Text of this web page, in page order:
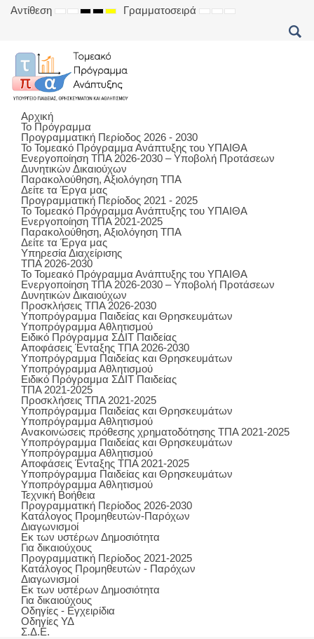
Αντίθεση
DEFAULT
NIGHT
HIGH
MODE
HIGH
MODE
HIGH
MODE
Γραμματοσειρά
SETSETSET
Αρχική
Το Πρόγραμμα
Προγραμματική Περίοδος 2026 - 2030
Το Τομεακό Πρόγραμμα Ανάπτυξης του ΥΠΑΙΘΑ
Ενεργοποίηση ΤΠΑ 2026-2030 – Υποβολή Προτάσεων
Δυνητικών Δικαιούχων
Παρακολούθηση, Αξιολόγηση ΤΠΑ
Δείτε τα Έργα μας
Προγραμματική Περίοδος 2021 - 2025
Το Τομεακό Πρόγραμμα Ανάπτυξης του ΥΠΑΙΘΑ
Ενεργοποίηση ΤΠΑ 2021-2025
Παρακολούθηση, Αξιολόγηση ΤΠΑ
Δείτε τα Έργα μας
Υπηρεσία Διαχείρισης
ΤΠΑ 2026-2030
Το Τομεακό Πρόγραμμα Ανάπτυξης του ΥΠΑΙΘΑ
Ενεργοποίηση ΤΠΑ 2026-2030 – Υποβολή Προτάσεων
Δυνητικών Δικαιούχων
Προσκλήσεις ΤΠΑ 2026-2030
Υποπρόγραμμα Παιδείας και Θρησκευμάτων
Υποπρόγραμμα Αθλητισμού
Ειδικό Πρόγραμμα ΣΔΙΤ Παιδείας
Αποφάσεις Ένταξης ΤΠΑ 2026-2030
Υποπρόγραμμα Παιδείας και Θρησκευμάτων
Υποπρόγραμμα Αθλητισμού
Ειδικό Πρόγραμμα ΣΔΙΤ Παιδείας
ΤΠΑ 2021-2025
Προσκλήσεις ΤΠΑ 2021-2025
Υποπρόγραμμα Παιδείας και Θρησκευμάτων
Υποπρόγραμμα Αθλητισμού
Ανακοινώσεις πρόθεσης χρηματοδότησης ΤΠΑ 2021-2025
Υποπρόγραμμα Παιδείας και Θρησκευμάτων
Υποπρόγραμμα Αθλητισμού
Αποφάσεις Ένταξης ΤΠΑ 2021-2025
Υποπρόγραμμα Παιδείας και Θρησκευμάτων
Υποπρόγραμμα Αθλητισμού
Τεχνική Βοήθεια
Προγραμματική Περίοδος 2026-2030
Κατάλογος Προμηθευτών-Παρόχων
Διαγωνισμοί
Εκ των υστέρων Δημοσιότητα
Για δικαιούχους
Προγραμματική Περίοδος 2021-2025
Κατάλογος Προμηθευτών - Παρόχων
Διαγωνισμοί
Εκ των υστέρων Δημοσιότητα
Για δικαιούχους
Οδηγίες - Εγχειρίδια
Οδηγίες ΥΔ
Σ.Δ.Ε.